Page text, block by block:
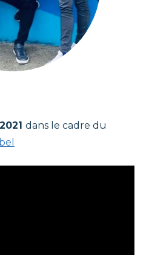
dans le cadre du